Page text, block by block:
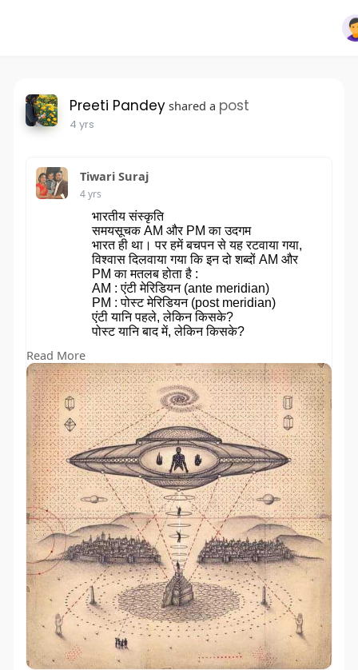
Preeti Pandey shared a post
4 yrs
Tiwari Suraj
4 yrs
भारतीय संस्कृति
समयसूचक AM और PM का उदगम
भारत ही था। पर हमें बचपन से यह रटवाया गया,
विश्वास दिलवाया गया कि इन दो शब्दों AM और
PM का मतलब होता है :
AM : एंटी मेरिडियन (ante meridian)
PM : पोस्ट मेरिडियन (post meridian)
एंटी यानि पहले, लेकिन किसके?
पोस्ट यानि बाद में, लेकिन किसके?
शब्द का लघुतम रूप था।
अध्ययन करने से ज्ञात हुआ और हमारी प्राचीन
संस्कृत भाषा ने इस संशय को अपनी आंधियों में उड़ा
दिया और अब, सब कुछ साफ-साफ दृष्टिगत है।
कैसे?
देखिये...
AM = आरोहनम् मार्तण्डस्य Aarohanam
Martandasya
PM = पतनम् मार्तण्डस्य Patanam
Martandasya
----------------------------
सूर्य, जो कि हर आकाशीय गणना का मूल है, उसीको
गौण कर दिया। अंग्रेजी के ये शब्द संस्कृत के उस
'मतलब' को नहीं इंगित करते जो कि वास्तव में है।
आरोहणम् मार्तण्डस्य Arohanam
Martandasaya यानि सूर्य का आरोहण (चढ़ाव)।
पतनम् मार्तण्डस्य Patanam Martandasaya
यानि सूर्य का ढलाव।
दिन के बारह बजे के पहले सूर्य चढ़ता रहता है -
'आरोहनम मार्तण्डस्य' (AM)।
बारह के बाद सूर्य का अवसान/ ढलाव होता है -
'पतनम मार्तण्डस्य' (PM)।
Read More